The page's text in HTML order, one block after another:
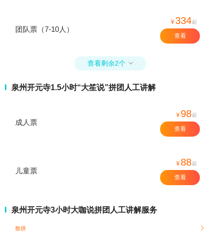
团队票（7-10人）
¥334起
查看
查看剩余2个 
泉州开元寺1.5小时“大笙说”拼团人工讲解
成人票
¥ 98起
查看
儿童票
¥ 88起
查看
泉州开元寺3小时大咖说拼团人工讲解服务
散拼 